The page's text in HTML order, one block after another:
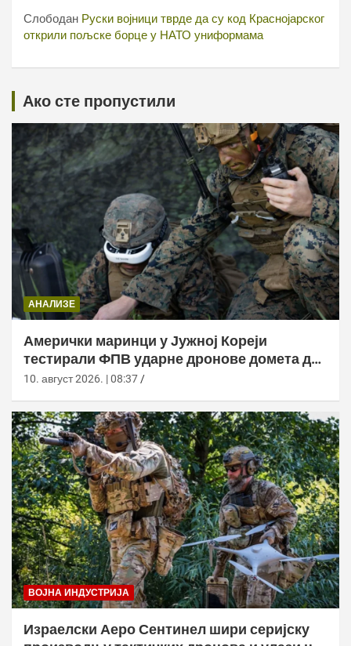
Слободан Руски војници тврде да су код Краснојарског
открили пољске борце у НАТО униформама
Ако сте пропустили
АНАЛИЗЕ
Амерички маринци у Јужној Кореји
тестирали ФПВ ударне дронове домета до
20 километара
10. август 2026. | 08:37
ВОЈНА ИНДУСТРИЈА
Израелски Аеро Сентинел шири серијску